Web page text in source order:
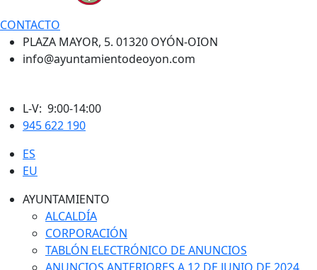
CONTACTO
PLAZA MAYOR, 5. 01320 OYÓN-OION
info@ayuntamientodeoyon.com
L-V: 9:00-14:00
945 622 190
ES
EU
AYUNTAMIENTO
ALCALDÍA
CORPORACIÓN
TABLÓN ELECTRÓNICO DE ANUNCIOS